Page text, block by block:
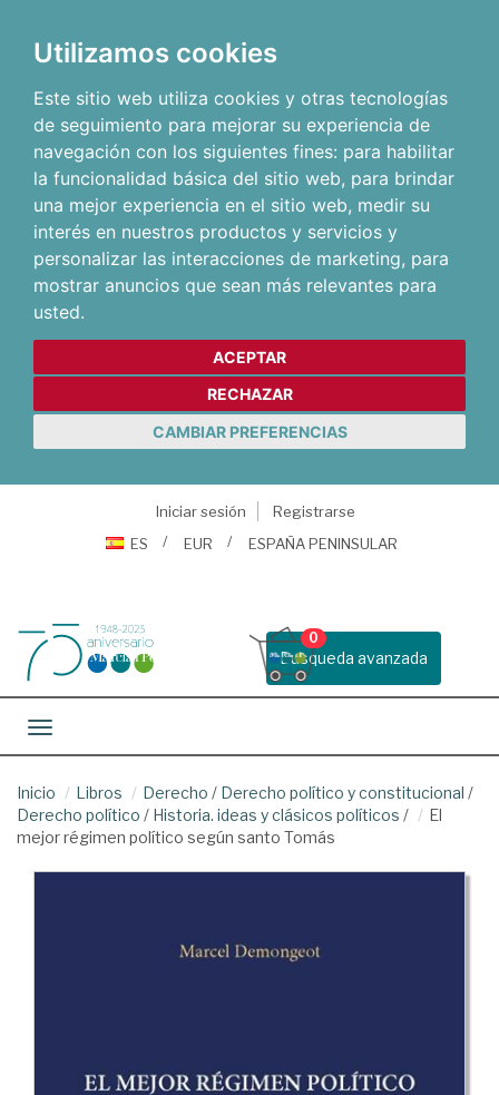
Utilizamos cookies
Este sitio web utiliza cookies y otras tecnologías
de seguimiento para mejorar su experiencia de
navegación con los siguientes fines: para habilitar
la funcionalidad básica del sitio web, para brindar
una mejor experiencia en el sitio web, medir su
interés en nuestros productos y servicios y
personalizar las interacciones de marketing, para
mostrar anuncios que sean más relevantes para
usted.
ACEPTAR
RECHAZAR
CAMBIAR PREFERENCIAS
Iniciar sesión
Registrarse
ES
EUR ESPAÑA PENINSULAR
Busqueda avanzada
0
Toggle navigation
Inicio Libros Derecho / Derecho político y constitucional /
Derecho político / Historia. ideas y clásicos políticos /
El
mejor régimen político según santo Tomás